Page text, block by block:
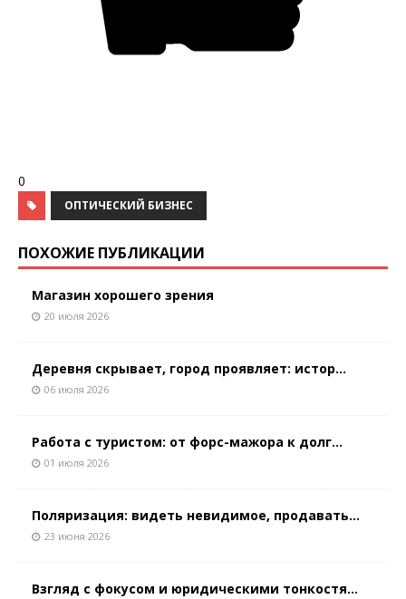
0
ОПТИЧЕСКИЙ БИЗНЕС
ПОХОЖИЕ ПУБЛИКАЦИИ
Магазин хорошего зрения
20 июля 2026
Деревня скрывает, город проявляет: истор...
06 июля 2026
Работа с туристом: от форс-мажора к долг...
01 июля 2026
Поляризация: видеть невидимое, продавать...
23 июня 2026
Взгляд с фокусом и юридическими тонкостя...